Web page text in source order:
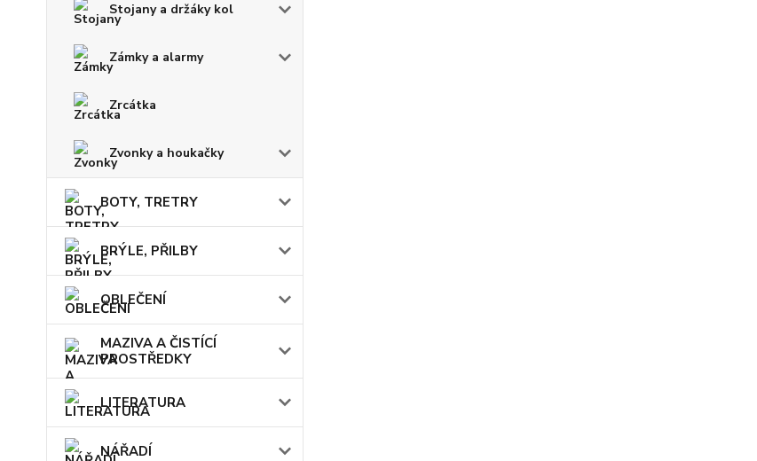
Stojany a držáky kol
Zámky a alarmy
Zrcátka
Zvonky a houkačky
BOTY, TRETRY
BRÝLE, PŘILBY
OBLEČENÍ
MAZIVA A ČISTÍCÍ
PROSTŘEDKY
LITERATURA
NÁŘADÍ